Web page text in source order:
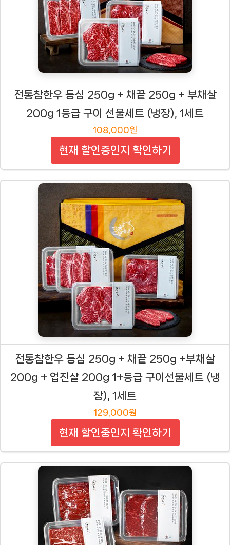
전통참한우 등심 250g + 채끝 250g + 부채살
200g 1등급 구이 선물세트 (냉장), 1세트
108,000원
현재 할인중인지 확인하기
전통참한우 등심 250g + 채끝 250g +부채살
200g + 업진살 200g 1+등급 구이선물세트 (냉
장), 1세트
129,000원
현재 할인중인지 확인하기